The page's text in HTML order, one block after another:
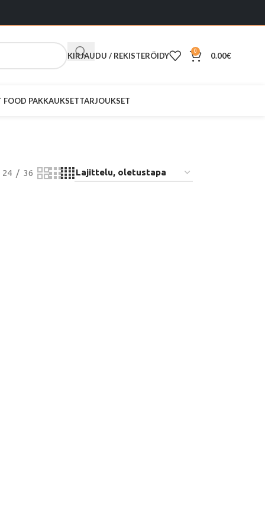
KIRJAUDU / REKISTERÖIDY 0 0.00€
FOOD PAKKAUKSETTARJOUKSET
24 36